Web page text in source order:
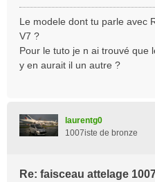
e
s
s
g
e
Le modele dont tu parle avec
V7 ?
Pour le tuto je n ai trouvé que
y en aurait il un autre ?
laurentg0
1007iste de bronze
Re: faisceau attelage